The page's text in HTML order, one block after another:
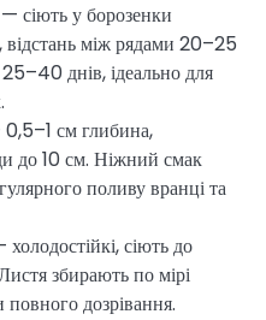
— сіють у борозенки
між рядами 20–25
днів, ідеально для
см глибина,
до 10 см. Ніжний смак
поливу вранці та
холодостійкі, сіють до
збирають по мірі
дозрівання.